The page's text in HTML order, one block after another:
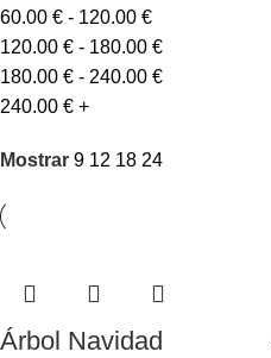
60.00 € - 120.00 €
120.00 € - 180.00 €
180.00 € - 240.00 €
240.00 € +
Mostrar 9 12 18 24
Árbol Navidad